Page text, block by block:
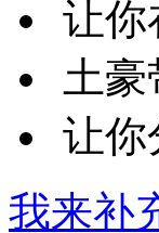
让你
土
让你
我来补